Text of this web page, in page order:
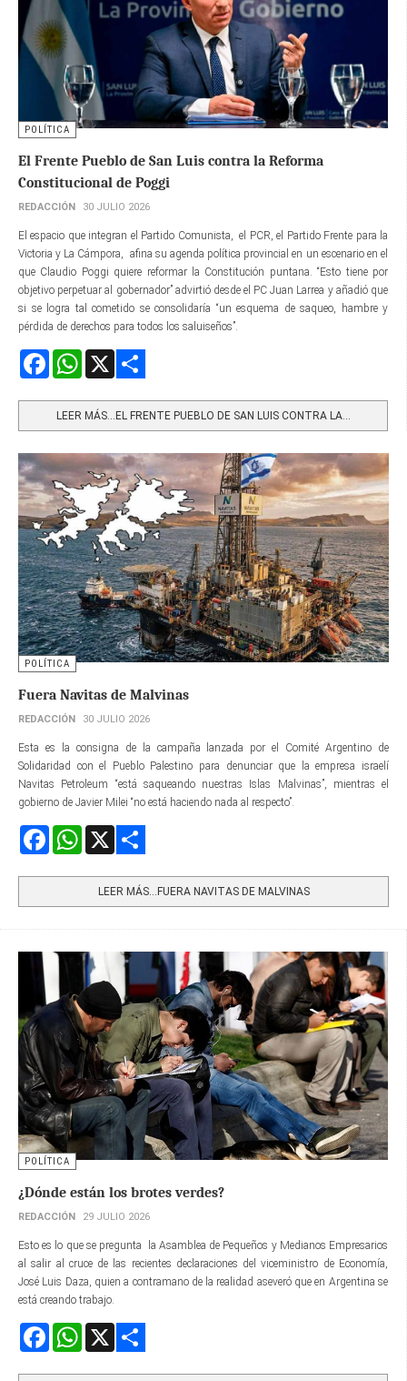
POLÍTICA
El Frente Pueblo de San Luis contra la Reforma
Constitucional de Poggi
REDACCIÓN 30 JULIO 2026
El espacio que integran el Partido Comunista, el PCR, el Partido Frente para la
Victoria y La Cámpora, afina su agenda política provincial en un escenario en el
que Claudio Poggi quiere reformar la Constitución puntana. “Esto tiene por
objetivo perpetuar al gobernador” advirtió desde el PC Juan Larrea y añadió que
si se logra tal cometido se consolidaría “un esquema de saqueo, hambre y
pérdida de derechos para todos los saluiseños”.
FacebookWhatsApp
LEER MÁS…EL FRENTE PUEBLO DE SAN LUIS CONTRA LA...
POLÍTICA
Fuera Navitas de Malvinas
REDACCIÓN 30 JULIO 2026
Esta es la consigna de la campaña lanzada por el Comité Argentino de
Solidaridad con el Pueblo Palestino para denunciar que la empresa israelí
Navitas Petroleum “está saqueando nuestras Islas Malvinas”, mientras el
gobierno de Javier Milei “no está haciendo nada al respecto”.
FacebookWhatsApp
LEER MÁS…FUERA NAVITAS DE MALVINAS
POLÍTICA
¿Dónde están los brotes verdes?
REDACCIÓN 29 JULIO 2026
Esto es lo que se pregunta la Asamblea de Pequeños y Medianos Empresarios
al salir al cruce de las recientes declaraciones del viceministro de Economía,
José Luis Daza, quien a contramano de la realidad aseveró que en Argentina se
está creando trabajo.
FacebookWhatsApp